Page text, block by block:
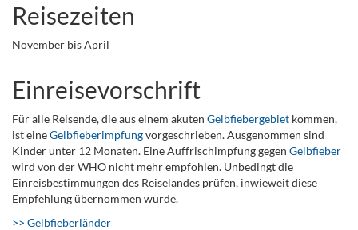
Reisezeiten
November bis April
Einreisevorschrift
Für alle Reisende, die aus einem akuten Gelbfiebergebiet kommen,
ist eineGelbfieberimpfungvorgeschrieben. Ausgenommen sind
Kinder unter 12 Monaten. Eine Auffrischimpfung gegen Gelbfieber
wird von der WHO nicht mehr empfohlen. Unbedingt die
Einreisbestimmungen des Reiselandes prüfen, inwieweit diese
Empfehlung übernommen wurde.
>> Gelbfieberländer